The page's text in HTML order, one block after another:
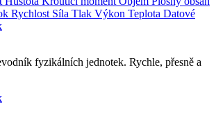
Rychlost Síla Tlak Výkon Teplota Datové
fyzikálních jednotek. Rychle, přesně a